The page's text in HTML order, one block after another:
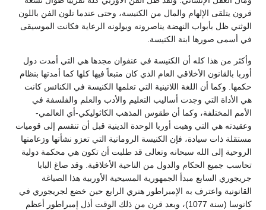
قرون يتلقى الإلهام والمال من الكنيسة، وحتى عندما تلون الفن باللون
الوثني ظل بأبواب النهضة يناصرونه ويولونه الرعاية فكانت الموسيقى
في أسمى صورها ابنة الكنيسة.
وأكثر من هذا كله أن الكنيسة في عنفوان مجدها هي التي أمدت دول
أوربا بالقانون الأخلاقي العام الذي كان متبعاً فيها كلها كما أمدتها بنظام
حكمها. وكما أن اللغة اللاتينية التي تعلمها الكنيسة في الكنائس كانت
هي الأداة التي وجدت أساليب التعليم والأدب والعلم والفلسفة في
الأمم المختلفة، وكما أن طقوس المذهب الكاثوليكي-أي العالمي-
وعقيدته هي التي وهبت أوربا الوحدة الدينية قبل أن تنقسم إلى قوميات
مستقلة ذات سيادة، فإن الكنيسة الرومانية التي تعزو نشأتها وزعامتها
الروحية إلى الله سبحانه وتعالى قد طلبت أن تكون هي محكمة دولية
تحاسب جميع الحكام والدول من الناحية الأخلاقية. وقد صاغ البابا
جريجوري السابع مبدأ الجمهورية المسيحية الأوربية هذا الصياغة
القانونية واعترف به الإمبراطور هنري الرابع حين خضع لجريجوري في
كانوسا (سنة 1077)، وبعد قرن من ذلك الوقت أذل إمبراطور أعظم